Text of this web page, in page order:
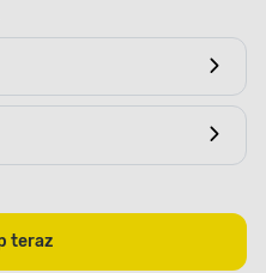
Kup teraz